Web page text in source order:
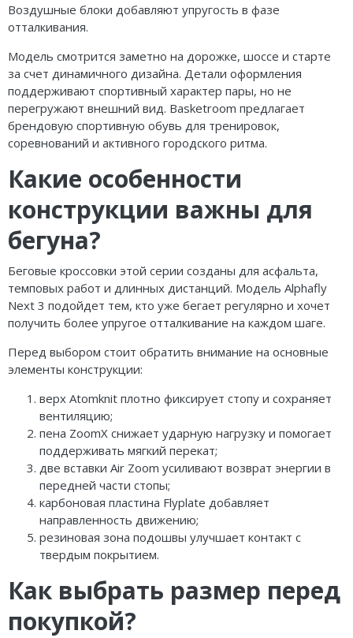
Воздушные блоки добавляют упругость в фазе
отталкивания.
Модель смотрится заметно на дорожке, шоссе и старте
за счет динамичного дизайна. Детали оформления
поддерживают спортивный характер пары, но не
перегружают внешний вид. Basketroom предлагает
брендовую спортивную обувь для тренировок,
соревнований и активного городского ритма.
Какие особенности
конструкции важны для
бегуна?
Беговые кроссовки этой серии созданы для асфальта,
темповых работ и длинных дистанций. Модель Alphafly
Next 3 подойдет тем, кто уже бегает регулярно и хочет
получить более упругое отталкивание на каждом шаге.
Перед выбором стоит обратить внимание на основные
элементы конструкции:
верх Atomknit плотно фиксирует стопу и сохраняет
вентиляцию;
пена ZoomX снижает ударную нагрузку и помогает
поддерживать мягкий перекат;
две вставки Air Zoom усиливают возврат энергии в
передней части стопы;
карбоновая пластина Flyplate добавляет
направленность движению;
резиновая зона подошвы улучшает контакт с
твердым покрытием.
Как выбрать размер перед
покупкой?